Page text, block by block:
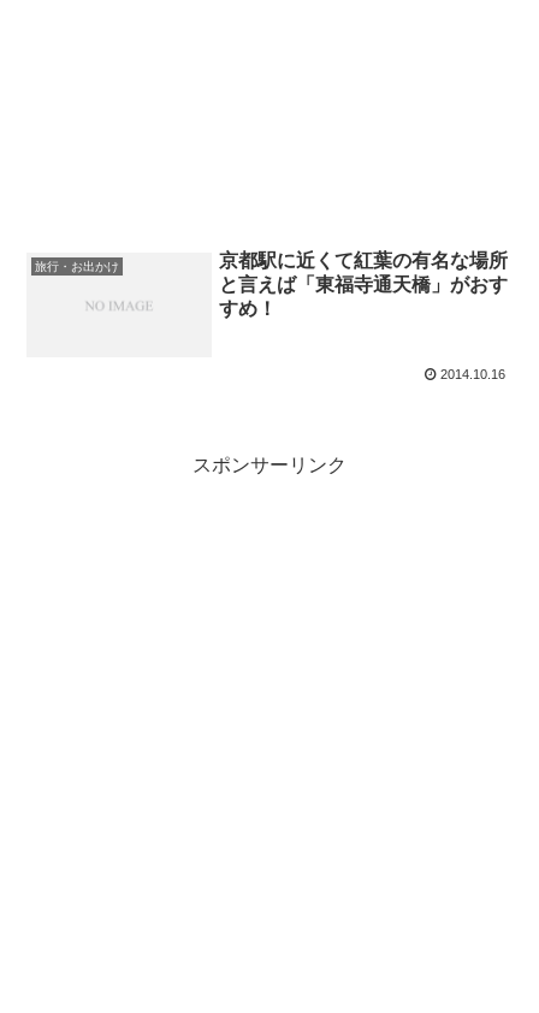
旅行・お出かけ
京都駅に近くて紅葉の有名な場所
と言えば「東福寺通天橋」がおす
すめ！
2014.10.16
スポンサーリンク